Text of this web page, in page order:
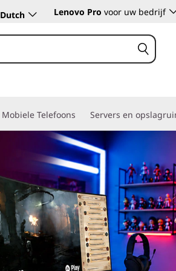
Dutch Lenovo Pro voor uw bedrijf
Mobiele Telefoons Servers en